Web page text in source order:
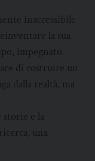
inaccessibile
la sua
impegnato
di costruire un
dalla realtà, ma
e la
una